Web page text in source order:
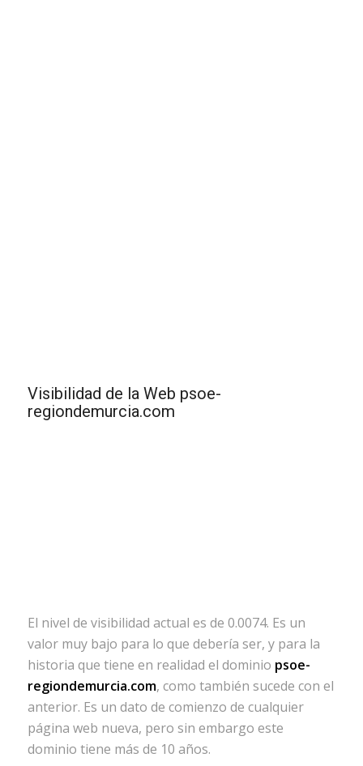
Visibilidad de la Web psoe-
regiondemurcia.com
El nivel de visibilidad actual es de 0.0074. Es un
valor muy bajo para lo que debería ser, y para la
historia que tiene en realidad el dominio psoe-
regiondemurcia.com, como también sucede con el
anterior. Es un dato de comienzo de cualquier
página web nueva, pero sin embargo este
dominio tiene más de 10 años.